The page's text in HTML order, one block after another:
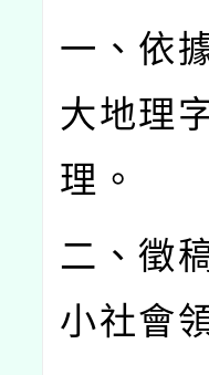
一、依
大地理
理。
二、徵
小社會